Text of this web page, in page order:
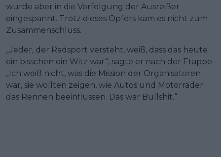
wurde aber in die Verfolgung der Ausreißer
eingespannt. Trotz dieses Opfers kam es nicht zum
Zusammenschluss.
„Jeder, der Radsport versteht, weiß, dass das heute
ein bisschen ein Witz war“, sagte er nach der Etappe.
„Ich weiß nicht, was die Mission der Organisatoren
war, sie wollten zeigen, wie Autos und Motorräder
das Rennen beeinflussen. Das war Bullshit.“